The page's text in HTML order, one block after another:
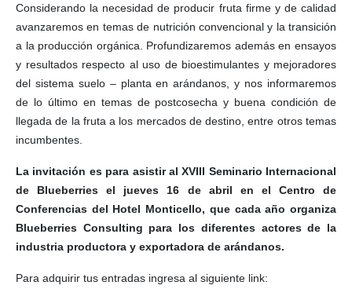
Considerando la necesidad de producir fruta firme y de calidad
avanzaremos en temas de nutrición convencional y la transición
a la producción orgánica. Profundizaremos además en ensayos
y resultados respecto al uso de bioestimulantes y mejoradores
del sistema suelo – planta en arándanos, y nos informaremos
de lo último en temas de postcosecha y buena condición de
llegada de la fruta a los mercados de destino, entre otros temas
incumbentes.
La invitación es para asistir al XVIII Seminario Internacional
de Blueberries el jueves 16 de abril en el Centro de
Conferencias del Hotel Monticello, que cada año organiza
Blueberries Consulting para los diferentes actores de la
industria productora y exportadora de arándanos.
Para adquirir tus entradas ingresa al siguiente link: